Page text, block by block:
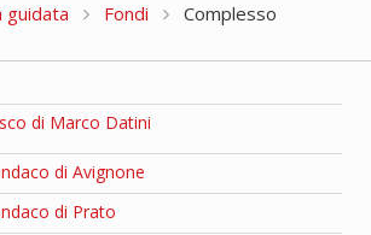
guidata Fondi
Complesso
di Marco Datini
di Avignone
di Prato